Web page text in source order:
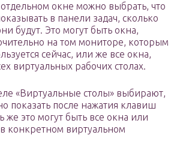
окне можно выбрать, что
в панели задач, сколько
будут. Это могут быть окна,
на том мониторе, которым
сейчас, или же все окна,
виртуальных рабочих столах.
«Виртуальные столы» выбирают,
показать после нажатия клавиш
же это могут быть все окна или
конкретном виртуальном